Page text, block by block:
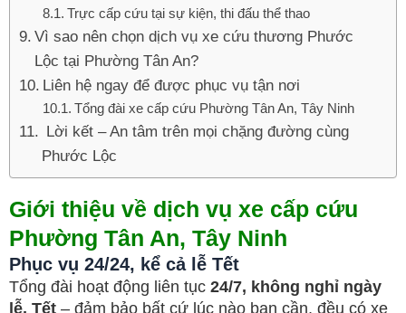
Trực cấp cứu tại sự kiện, thi đấu thể thao
Vì sao nên chọn dịch vụ xe cứu thương Phước
Lộc tại Phường Tân An?
Liên hệ ngay để được phục vụ tận nơi
Tổng đài xe cấp cứu Phường Tân An, Tây Ninh
Lời kết – An tâm trên mọi chặng đường cùng
Phước Lộc
Giới thiệu về dịch vụ xe cấp cứu
Phường Tân An, Tây Ninh
Phục vụ 24/24, kể cả lễ Tết
Tổng đài hoạt động liên tục 24/7, không nghỉ ngày
lễ, Tết – đảm bảo bất cứ lúc nào bạn cần, đều có xe